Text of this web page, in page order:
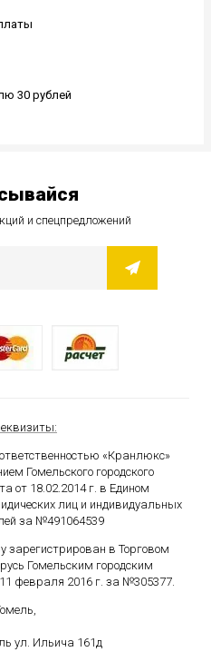
30 рублей
«Кранлюкс»
Гомельского городского
от 18.02.2014 г. в Едином
лиц и индивидуальных
за №491064539
зарегистрирован в Торговом
Гомельским городским
февраля 2016 г. за №305377.
ул. Ильича 161д
и спецпредложений